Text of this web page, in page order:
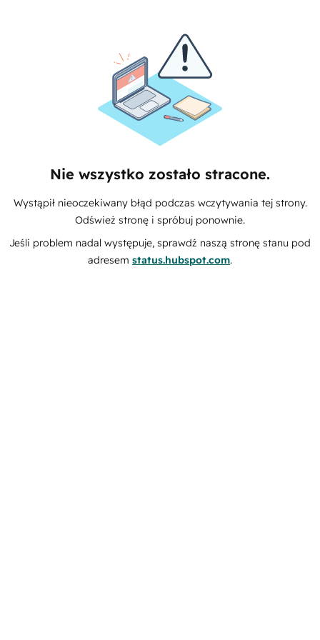
Nie wszystko zostało stracone.
Wystąpił nieoczekiwany błąd podczas wczytywania tej strony.
Odśwież stronę i spróbuj ponownie.
Jeśli problem nadal występuje, sprawdź naszą stronę stanu pod
adresem status.hubspot.com.